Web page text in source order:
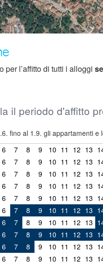
per l’affitto di tutti i alloggi
il periodo d'affitto
fino al 1.9. gli appartamenti
6 7 8 9 10 11 12 13
6 7 8 9 10 11 12 13
6 7 8 9 10 11 12 13
6 7 8 9 10 11 12 13
6 7 8 9 10 11 12 13
6 7 8 9 10 11 12 13
6 7 8 9 10 11 12 13
6 7 8 9 10 11 12 13
6 7 8 9 10 11 12 13
6 7 8 9 10 11 12 13